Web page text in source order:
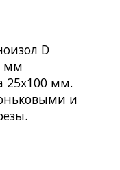
D
мм
25х100 мм.
и